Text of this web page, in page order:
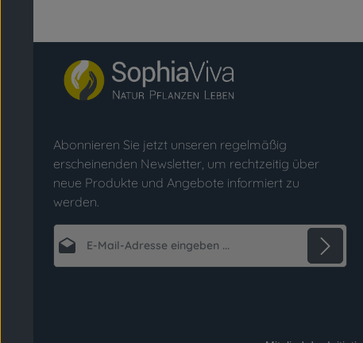
Abonnieren Sie jetzt unseren regelmäßig
erscheinenden Newsletter, um rechtzeitig über
neue Produkte und Angebote informiert zu
werden.